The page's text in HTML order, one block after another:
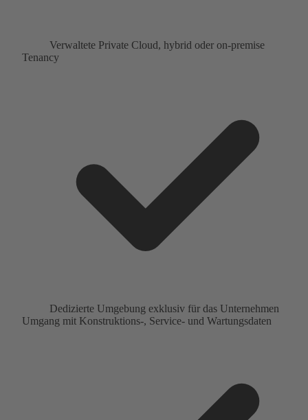
Verwaltete Private Cloud, hybrid oder on-premise
Tenancy
Dedizierte Umgebung exklusiv für das Unternehmen
Umgang mit Konstruktions-, Service- und Wartungsdaten